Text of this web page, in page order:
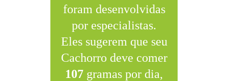
foram desenvolvidas
por especialistas.
Eles sugerem que seu
Cachorro deve comer
107 gramas por dia,